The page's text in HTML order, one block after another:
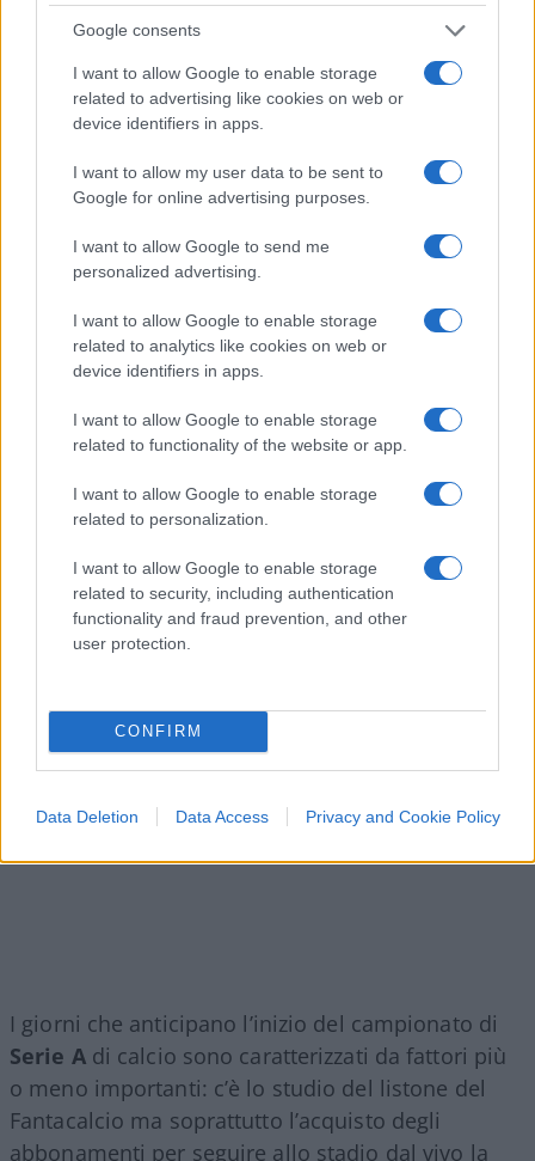
Google consents
I want to allow Google to enable storage
related to advertising like cookies on web or
device identifiers in apps.
I want to allow my user data to be sent to
Google for online advertising purposes.
I want to allow Google to send me
personalized advertising.
I want to allow Google to enable storage
related to analytics like cookies on web or
device identifiers in apps.
I want to allow Google to enable storage
related to functionality of the website or app.
I want to allow Google to enable storage
related to personalization.
I want to allow Google to enable storage
related to security, including authentication
functionality and fraud prevention, and other
user protection.
CONFIRM
Data Deletion Data Access Privacy and Cookie Policy
Il Como e l’assurda pretesa di
controllare chi ha già pagato
Il club lariano introduce presenze minime e
controlli sugli abbonati: pagare il posto non basta
più, bisogna anche dimostrare di meritarlo
di Ivan Mazzoletti
6 Agosto 2026, 20:00
I giorni che anticipano l’inizio del campionato di
Serie Adi calcio sono caratterizzati da fattori più
o meno importanti: c’è lo studio del listone del
Fantacalcio ma soprattutto l’acquisto degli
abbonamenti per seguire allo stadio dal vivo la